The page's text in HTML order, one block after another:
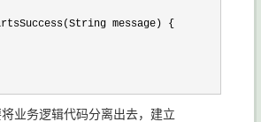
message) {
业务逻辑代码分离出去，建立